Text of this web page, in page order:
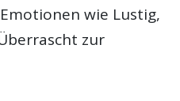
wie Lustig,
zur